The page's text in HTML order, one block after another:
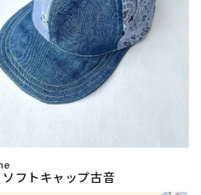
ソフトキャップ古音